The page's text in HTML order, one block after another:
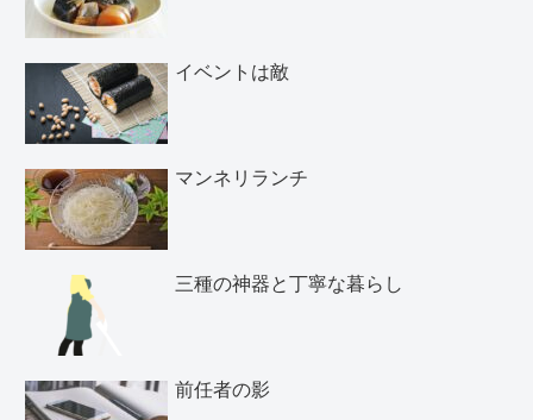
イベントは敵
マンネリランチ
三種の神器と丁寧な暮らし
前任者の影